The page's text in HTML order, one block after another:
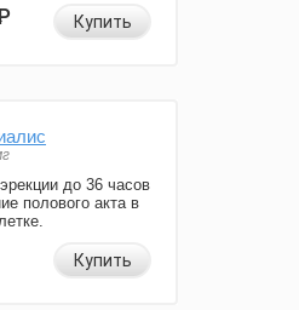
Купить
до 36 часов
полового акта в
Купить